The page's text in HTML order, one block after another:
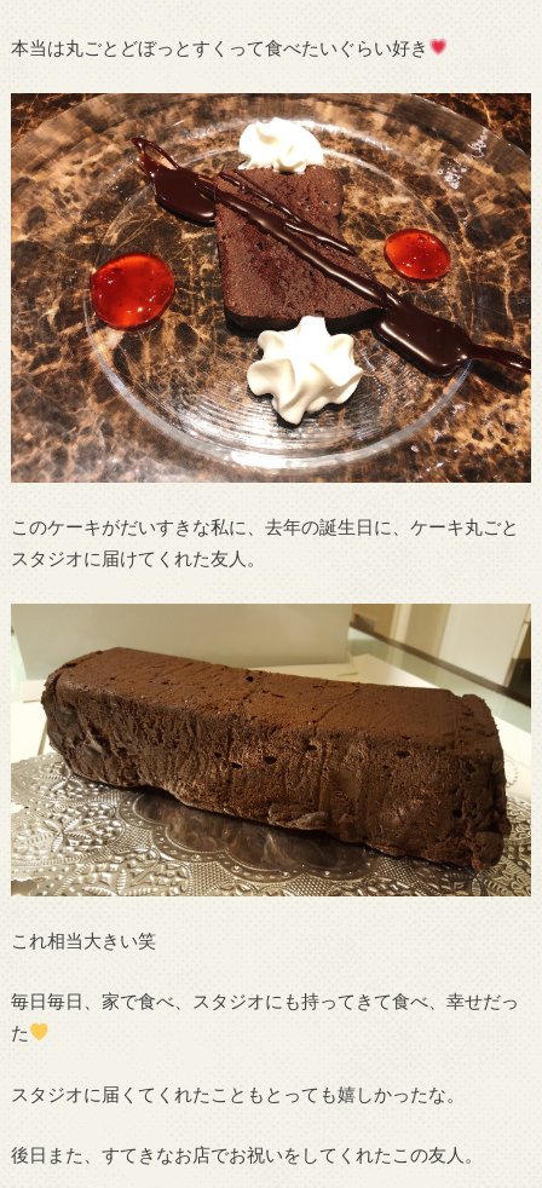
本当は丸ごとどぼっとすくって食べたいぐらい好き
このケーキがだいすきな私に、去年の誕生日に、ケーキ丸ごと
スタジオに届けてくれた友人。
これ相当大きい笑
毎日毎日、家で食べ、スタジオにも持ってきて食べ、幸せだっ
た
スタジオに届くてくれたこともとっても嬉しかったな。
後日また、すてきなお店でお祝いをしてくれたこの友人。